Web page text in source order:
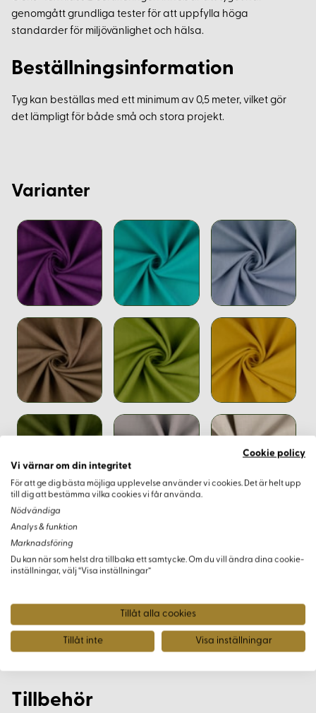
genomgått grundliga tester för att uppfylla höga
standarder för miljövänlighet och hälsa.
Beställningsinformation
Tyg kan beställas med ett minimum av 0,5 meter, vilket gör
det lämpligt för både små och stora projekt.
Varianter
Produkten saknar filer.
Tillbehör
Cookie policy
Vi värnar om din integritet
För att ge dig bästa möjliga upplevelse använder vi cookies. Det är helt upp
till dig att bestämma vilka cookies vi får använda.
Nödvändiga
Analys & funktion
Marknadsföring
Du kan när som helst dra tillbaka ett samtycke. Om du vill ändra dina cookie-
inställningar, välj “Visa inställningar”
Tillåt alla cookies
Tillåt inte Visa inställningar